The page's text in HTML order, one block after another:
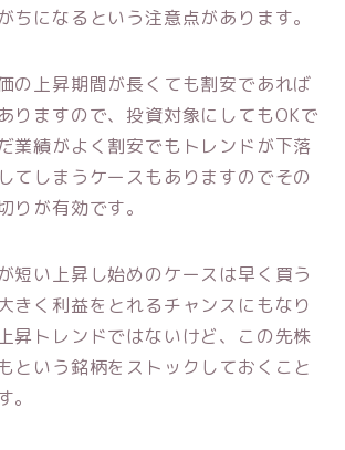
ちになるという注意点があります。
の上昇期間が長くても割安であれば
りますので、投資対象にしてもOKで
業績がよく割安でもトレンドが下落
てしまうケースもありますのでその
りが有効です。
短い上昇し始めのケースは早く買う
きく利益をとれるチャンスにもなり
昇トレンドではないけど、この先株
という銘柄をストックしておくこと
。